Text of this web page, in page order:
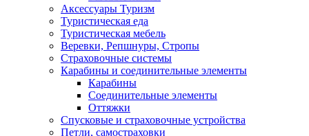
Аксессуары Туризм
Туристическая еда
Туристическая мебель
Веревки, Репшнуры, Стропы
Страховочные системы
Карабины и соединительные элементы
Карабины
Соединительные элементы
Оттяжки
Спусковые и страховочные устройства
Петли, самостраховки